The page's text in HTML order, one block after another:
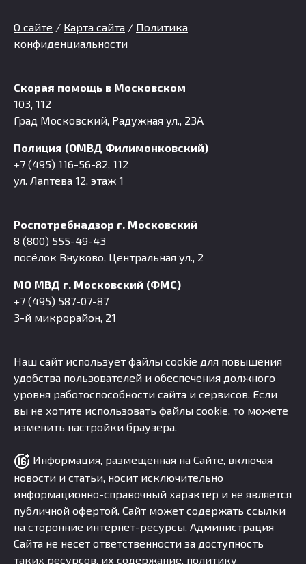
О сайте / Карта сайта / Политика
конфиденциальности
Скорая помощь в Московском
103, 112
Град Московский, Радужная ул., 23А
Полиция (ОМВД Филимонковский)
+7 (495) 116-56-82, 112
ул. Лаптева 12, этаж 1
Роспотребнадзор г. Московский
8 (800) 555-49-43
посёлок Внуково, Центральная ул., 2
МО МВД г. Московский (ФМС)
+7 (495) 587-07-87
3-й микрорайон, 21
Наш сайт использует файлы cookie для повышения
удобства пользователей и обеспечения должного
уровня работоспособности сайта и сервисов. Если
вы не хотите использовать файлы cookie, то можете
изменить настройки браузера.
Информация, размещенная на Сайте, включая
новости и статьи, носит исключительно
информационно-справочный характер и не является
публичной офертой. Сайт может содержать ссылки
на сторонние интернет-ресурсы. Администрация
Сайта не несет ответственности за доступность
таких ресурсов, их содержание, политику